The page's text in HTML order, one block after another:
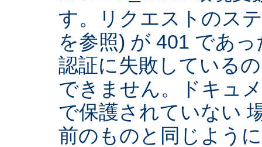
す。リクエストのス
を参照) が 401 であ
認証に失敗している
できません。ドキュ
で保護されていない
前のものと同じよう